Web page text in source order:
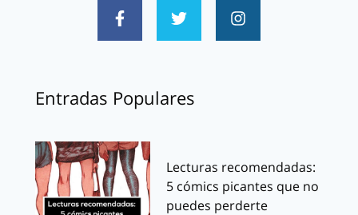
Entradas Populares
Lecturas recomendadas:
5 cómics picantes que no
puedes perderte